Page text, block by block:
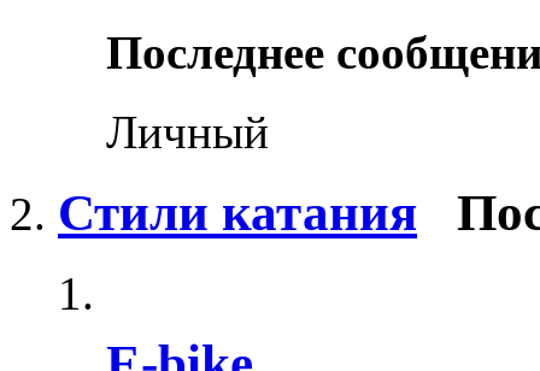
Последнее
Личный
Стили катания